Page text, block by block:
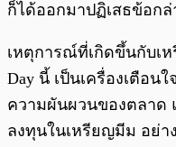
ก็ได้ออกมาปฏิเสธข้อกล่
เหตุการณ์ที่เกิดขึ้นกับเห
Day นี้ เป็นเครื่องเตือน
ความผันผวนของตลาด
ลงทุนในเหรียญมีม อย่า